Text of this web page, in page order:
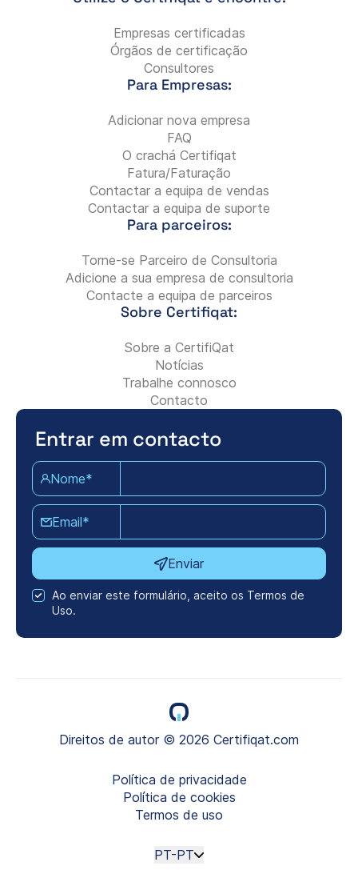
Empresas certificadas
Órgãos de certificação
Consultores
Para Empresas:
Adicionar nova empresa
FAQ
O crachá Certifiqat
Fatura/Faturação
Contactar a equipa de vendas
Contactar a equipa de suporte
Para parceiros:
Torne-se Parceiro de Consultoria
Adicione a sua empresa de consultoria
Contacte a equipa de parceiros
Sobre Certifiqat:
Sobre a CertifiQat
Notícias
Trabalhe connosco
Contacto
Entrar em contacto
Nome*
Email*
Enviar
Ao enviar este formulário, aceito os Termos de
Uso.
Direitos de autor © 2026 Certifiqat.com
Política de privacidade
Política de cookies
Termos de uso
PT-PT